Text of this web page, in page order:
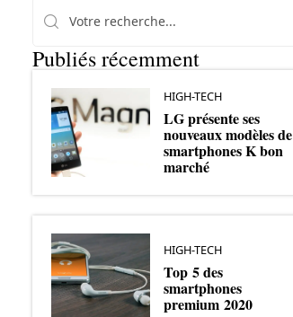
Publiés récemment
HIGH-TECH
LG présente ses
nouveaux modèles de
smartphones K bon
marché
HIGH-TECH
Top 5 des
smartphones
premium 2020